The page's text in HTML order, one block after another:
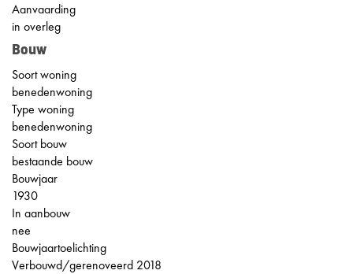
Aanvaarding
in overleg
Bouw
Soort woning
benedenwoning
Type woning
benedenwoning
Soort bouw
bestaande bouw
Bouwjaar
1930
In aanbouw
nee
Bouwjaartoelichting
Verbouwd/gerenoveerd 2018